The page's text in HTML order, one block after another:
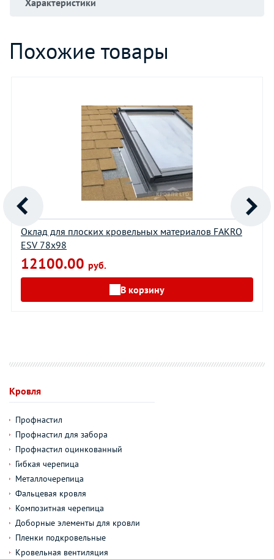
Характеристики
Похожие товары
Оклад для плоских кровельных материалов FAKRO
ESV 78х98
12100.00 руб.
В корзину
Кровля
Профнастил
Профнастил для забора
Профнастил оцинкованный
Гибкая черепица
Металлочерепица
Фальцевая кровля
Композитная черепица
Доборные элементы для кровли
Пленки подкровельные
Кровельная вентиляция